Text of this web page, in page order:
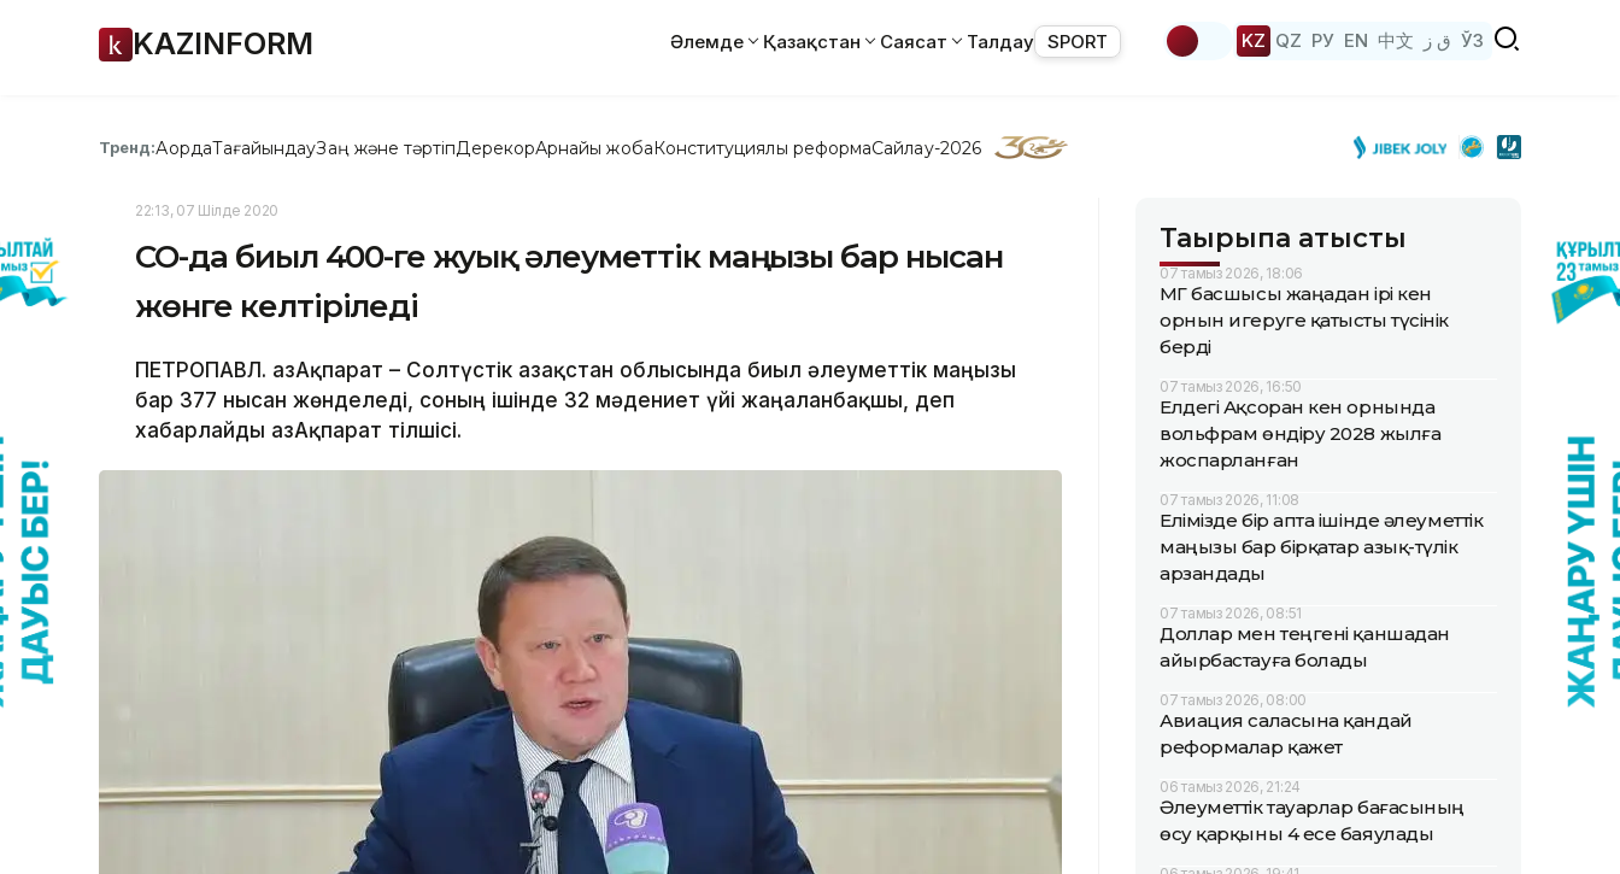
KAZINFORM Әлемде Қазақстан Саясат Талдау SPORT KZ QZ РУ EN 中文 ق ز ЎЗ
Тренд:АқордаТағайындауЗаң және тәртіпДерекқорАрнайы жобаКонституциялық реформаСайлау-2026
22:13, 07 Шілде 2020
СҚО-да биыл 400-ге жуық әлеуметтік маңызы бар нысан
жөнге келтіріледі
ПЕТРОПАВЛ. ҚазАқпарат – Солтүстік Қазақстан облысында биыл әлеуметтік маңызы
бар 377 нысан жөнделеді, соның ішінде 32 мәдениет үйі жаңаланбақшы, деп
хабарлайды ҚазАқпарат тілшісі.
Тақырыпқа қатысты
07 тамыз 2026, 18:06
ҚМГ басшысы жаңадан ірі кен
орнын игеруге қатысты түсінік
берді
07 тамыз 2026, 16:50
Елдегі Ақсоран кен орнында
вольфрам өндіру 2028 жылға
жоспарланған
07 тамыз 2026, 11:08
Елімізде бір апта ішінде әлеуметтік
маңызы бар бірқатар азық-түлік
арзандады
07 тамыз 2026, 08:51
Доллар мен теңгені қаншадан
айырбастауға болады
07 тамыз 2026, 08:00
Авиация саласына қандай
реформалар қажет
06 тамыз 2026, 21:24
Әлеуметтік тауарлар бағасының
өсу қарқыны 4 есе баяулады